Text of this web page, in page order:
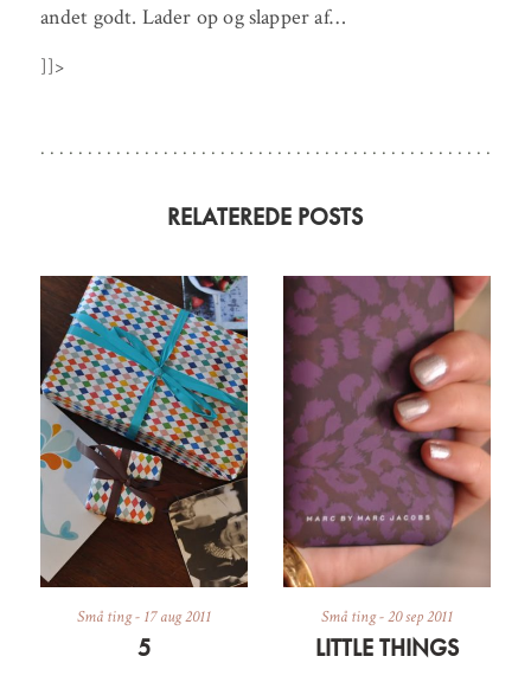
andet godt. Lader op og slapper af…
]]>
RELATEREDE POSTS
Små ting- 17 aug 2011
5
Små ting-20 sep 2011
LITTLE THINGS